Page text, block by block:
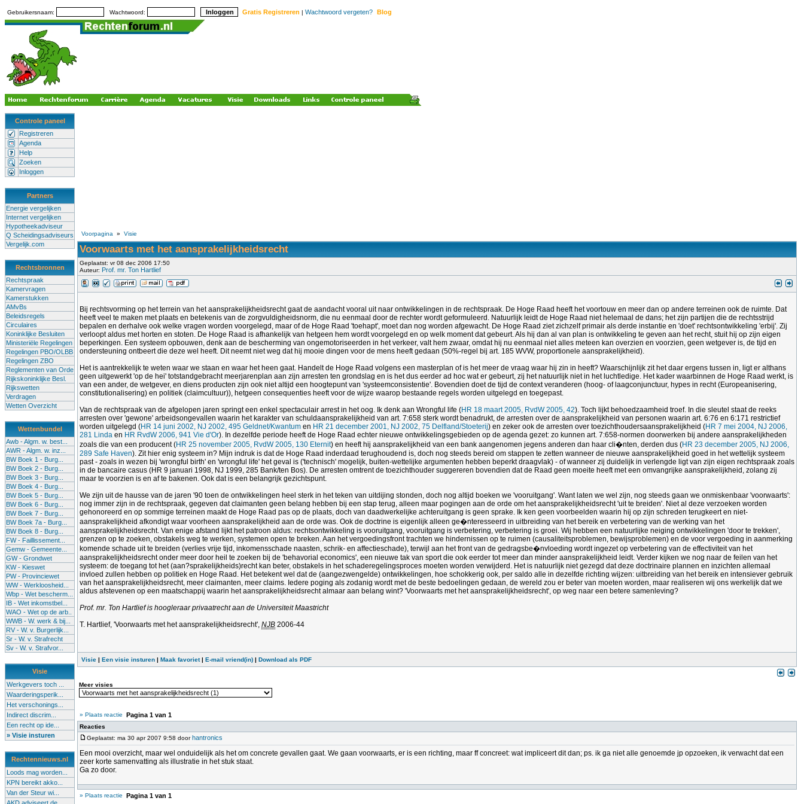
Gebruikersnaam: Wachtwoord: Gratis Registreren | Wachtwoord vergeten? Blog
Controle paneel
Registreren
Agenda
Help
Zoeken
Inloggen
Partners
Energie vergelijken
Internet vergelijken
Hypotheekadviseur
Q Scheidingsadviseurs
Vergelijk.com
Rechtsbronnen
Rechtspraak
Kamervragen
Kamerstukken
AMvBs
Beleidsregels
Circulaires
Koninklijke Besluiten
Ministeriële Regelingen
Regelingen PBO/OLBB
Regelingen ZBO
Reglementen van Orde
Rijkskoninklijke Besl.
Rijkswetten
Verdragen
Wetten Overzicht
Wettenbundel
Awb - Algm. w. best...
AWR - Algm. w. inz...
BW Boek 1 - Burg...
BW Boek 2 - Burg...
BW Boek 3 - Burg...
BW Boek 4 - Burg...
BW Boek 5 - Burg...
BW Boek 6 - Burg...
BW Boek 7 - Burg...
BW Boek 7a - Burg...
BW Boek 8 - Burg...
FW - Faillissement...
Gemw - Gemeente...
GW - Grondwet
KW - Kieswet
PW - Provinciewet
WW - Werkloosheid...
Wbp - Wet bescherm...
IB - Wet inkomstbel...
WAO - Wet op de arb..
WWB - W. werk & bij...
RV - W. v. Burgerlijk...
Sr - W. v. Strafrecht
Sv - W. v. Strafvor...
Visie
Werkgevers toch ...
Waarderingsperik...
Het verschonings...
Indirect discrim...
Een recht op ide...
» Visie insturen
Rechtennieuws.nl
Loods mag worden...
KPN bereikt akko...
Van der Steur wi...
Voorpagina » Visie
Voorwaarts met het aansprakelijkheidsrecht
Geplaatst: vr 08 dec 2006 17:50
Auteur: Prof. mr. Ton Hartlief
Bij rechtsvorming op het terrein van het aansprakelijkheidsrecht gaat de aandacht vooral uit naar ontwikkelingen in de rechtspraak. De Hoge Raad heeft het voortouw en meer dan op andere terreinen ook de ruimte. Dat
heeft veel te maken met plaats en betekenis van de zorgvuldigheidsnorm, die nu eenmaal door de rechter wordt geformuleerd. Natuurlijk leidt de Hoge Raad niet helemaal de dans; het zijn partijen die de rechtsstrijd
bepalen en derhalve ook welke vragen worden voorgelegd, maar of de Hoge Raad 'toehapt', moet dan nog worden afgewacht. De Hoge Raad ziet zichzelf primair als derde instantie en 'doet' rechtsontwikkeling 'erbij'. Zij
verloopt aldus met horten en stoten. De Hoge Raad is afhankelijk van hetgeen hem wordt voorgelegd en op welk moment dat gebeurt. Als hij dan al van plan is ontwikkeling te geven aan het recht, stuit hij op zijn eigen
beperkingen. Een systeem opbouwen, denk aan de bescherming van ongemotoriseerden in het verkeer, valt hem zwaar, omdat hij nu eenmaal niet alles meteen kan overzien en voorzien, geen wetgever is, de tijd en
ondersteuning ontbeert die deze wel heeft. Dit neemt niet weg dat hij mooie dingen voor de mens heeft gedaan (50%-regel bij art. 185 WVW, proportionele aansprakelijkheid).
Het is aantrekkelijk te weten waar we staan en waar het heen gaat. Handelt de Hoge Raad volgens een masterplan of is het meer de vraag waar hij zin in heeft? Waarschijnlijk zit het daar ergens tussen in, ligt er althans
geen uitgewerkt 'op de hei' totstandgebracht meerjarenplan aan zijn arresten ten grondslag en is het dus eerder ad hoc wat er gebeurt, zij het natuurlijk niet in het luchtledige. Het kader waarbinnen de Hoge Raad werkt, is
van een ander, de wetgever, en diens producten zijn ook niet altijd een hoogtepunt van 'systeemconsistentie'. Bovendien doet de tijd de context veranderen (hoog- of laagconjunctuur, hypes in recht (Europeanisering,
constitutionalisering) en politiek (claimcultuur)), hetgeen consequenties heeft voor de wijze waarop bestaande regels worden uitgelegd en toegepast.
Van de rechtspraak van de afgelopen jaren springt een enkel spectaculair arrest in het oog. Ik denk aan Wrongful life (HR 18 maart 2005, RvdW 2005, 42). Toch lijkt behoedzaamheid troef. In die sleutel staat de reeks
arresten over 'gewone' arbeidsongevallen waarin het karakter van schuldaansprakelijkheid van art. 7:658 sterk wordt benadrukt, de arresten over de aansprakelijkheid van personen waarin art. 6:76 en 6:171 restrictief
worden uitgelegd (HR 14 juni 2002, NJ 2002, 495 Geldnet/Kwantum en HR 21 december 2001, NJ 2002, 75 Delfland/Stoeterij) en zeker ook de arresten over toezichthoudersaansprakelijkheid (HR 7 mei 2004, NJ 2006,
281 Linda en HR RvdW 2006, 941 Vie d'Or). In dezelfde periode heeft de Hoge Raad echter nieuwe ontwikkelingsgebieden op de agenda gezet: zo kunnen art. 7:658-normen doorwerken bij andere aansprakelijkheden
zoals die van een producent (HR 25 november 2005, RvdW 2005, 130 Eternit) en heeft hij aansprakelijkheid van een bank aangenomen jegens anderen dan haar cli�nten, derden dus (HR 23 december 2005, NJ 2006,
289 Safe Haven). Zit hier enig systeem in? Mijn indruk is dat de Hoge Raad inderdaad terughoudend is, doch nog steeds bereid om stappen te zetten wanneer de nieuwe aansprakelijkheid goed in het wettelijk systeem
past - zoals in wezen bij 'wrongful birth' en 'wrongful life' het geval is ('technisch' mogelijk, buiten-wettelijke argumenten hebben beperkt draagvlak) - of wanneer zij duidelijk in verlengde ligt van zijn eigen rechtspraak zoals
in de bancaire casus (HR 9 januari 1998, NJ 1999, 285 Bank/ten Bos). De arresten omtrent de toezichthouder suggereren bovendien dat de Raad geen moeite heeft met een omvangrijke aansprakelijkheid, zolang zij
maar te voorzien is en af te bakenen. Ook dat is een belangrijk gezichtspunt.
We zijn uit de hausse van de jaren '90 toen de ontwikkelingen heel sterk in het teken van uitdijing stonden, doch nog altijd boeken we 'vooruitgang'. Want laten we wel zijn, nog steeds gaan we onmiskenbaar 'voorwaarts':
nog immer zijn in de rechtspraak, gegeven dat claimanten geen belang hebben bij een stap terug, alleen maar pogingen aan de orde om het aansprakelijkheidsrecht 'uit te breiden'. Niet al deze verzoeken worden
gehonoreerd en op sommige terreinen maakt de Hoge Raad pas op de plaats, doch van daadwerkelijke achteruitgang is geen sprake. Ik ken geen voorbeelden waarin hij op zijn schreden terugkeert en niet-
aansprakelijkheid afkondigt waar voorheen aansprakelijkheid aan de orde was. Ook de doctrine is eigenlijk alleen ge�nteresseerd in uitbreiding van het bereik en verbetering van de werking van het
aansprakelijkheidsrecht. Van enige afstand lijkt het patroon aldus: rechtsontwikkeling is vooruitgang, vooruitgang is verbetering, verbetering is groei. Wij hebben een natuurlijke neiging ontwikkelingen 'door te trekken',
grenzen op te zoeken, obstakels weg te werken, systemen open te breken. Aan het vergoedingsfront trachten we hindernissen op te ruimen (causaliteitsproblemen, bewijsproblemen) en de voor vergoeding in aanmerking
komende schade uit te breiden (verlies vrije tijd, inkomensschade naasten, schrik- en affectieschade), terwijl aan het front van de gedragsbe�nvloeding wordt ingezet op verbetering van de effectiviteit van het
aansprakelijkheidsrecht onder meer door heil te zoeken bij de 'behavorial economics', een nieuwe tak van sport die ook eerder tot meer dan minder aansprakelijkheid leidt. Verder kijken we nog naar de feilen van het
systeem: de toegang tot het (aan?sprakelijkheids)recht kan beter, obstakels in het schaderegelingsproces moeten worden verwijderd. Het is natuurlijk niet gezegd dat deze doctrinaire plannen en inzichten allemaal
invloed zullen hebben op politiek en Hoge Raad. Het betekent wel dat de (aangezwengelde) ontwikkelingen, hoe schokkerig ook, per saldo alle in dezelfde richting wijzen: uitbreiding van het bereik en intensiever gebruik
van het aansprakelijkheidsrecht, meer claimanten, meer claims. Iedere poging als zodanig wordt met de beste bedoelingen gedaan, de wereld zou er beter van moeten worden, maar realiseren wij ons werkelijk dat we
aldus afstevenen op een maatschappij waarin het aansprakelijkheidsrecht almaar aan belang wint? 'Voorwaarts met het aansprakelijkheidsrecht', op weg naar een betere samenleving?
Prof. mr. Ton Hartlief is hoogleraar privaatrecht aan de Universiteit Maastricht
T. Hartlief, 'Voorwaarts met het aansprakelijkheidsrecht', NJB 2006-44
Visie | Een visie insturen | Maak favoriet| E-mail vriend(in) | Download als PDF
Meer visies
» Plaats reactie Pagina 1 van 1
Reacties
Geplaatst: ma 30 apr 2007 9:58 doorhantronics
Een mooi overzicht, maar wel onduidelijk als het om concrete gevallen gaat. We gaan voorwaarts, er is een richting, maar ff concreet: wat impliceert dit dan; ps. ik ga niet alle genoemde jp opzoeken, ik verwacht dat een
zeer korte samenvatting als illustratie in het stuk staat.
Ga zo door.
» Plaats reactie Pagina 1 van 1